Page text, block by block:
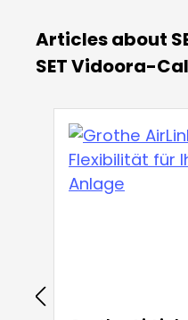
Articles about
SET Vidoora-